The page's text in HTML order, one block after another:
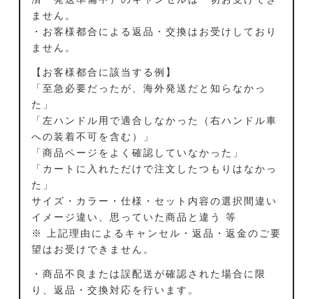
ません。
・お客様都合による返品・交換はお受けしており
ません。
【お客様都合に該当する例】
「至急必要だったが、海外発送だと知らなかっ
た」
「左ハンドル用で適合しなかった（右ハンドル車
への装着不可を含む）」
「商品ページをよく確認していなかった」
「カートに入れただけで注文したつもりはなかっ
た」
サイズ・カラー・仕様・セット内容の選択間違い
イメージ違い、思っていた商品と違う 等
※ 上記理由によるキャンセル・返品・返金のご要
望はお受けできません。
・商品不良または誤配送が確認された場合に限
り、返品・交換対応を行います。